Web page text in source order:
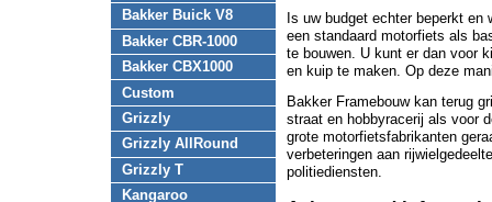
Bakker Buick V8
Bakker CBR-1000
Bakker CBX1000
Custom
Grizzly
Grizzly AllRound
Grizzly T
Kangaroo
Is uw budget echter beperkt
een standaard motorfiets als
te bouwen. U kunt er dan voor
en kuip te maken. Op deze
Bakker Framebouw kan terug
straat en hobbyracerij als voor
grote motorfietsfabrikanten
verbeteringen aan
politiediensten.